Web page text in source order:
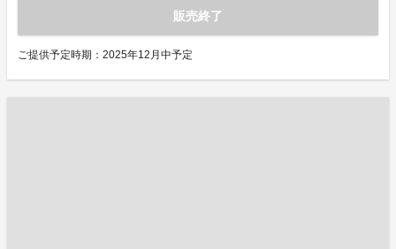
販売終了
ご提供予定時期：2025年12月中予定